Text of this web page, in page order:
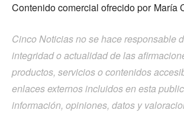
Contenido comercial ofrecido por María
Cinco Noticias no se hace responsable
integridad o actualidad de las
productos, servicios o contenidos
enlaces externos incluidos en esta
información, opiniones, datos y